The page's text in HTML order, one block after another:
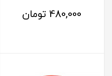
480,000تومان